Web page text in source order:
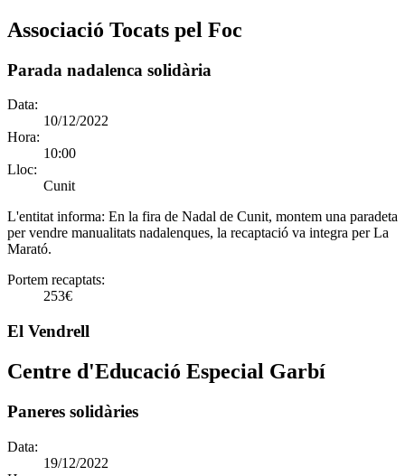
Associació Tocats pel Foc
Parada nadalenca solidària
Data:
10/12/2022
Hora:
10:00
Lloc:
Cunit
L'entitat informa: En la fira de Nadal de Cunit, montem una paradeta
per vendre manualitats nadalenques, la recaptació va integra per La
Marató.
Portem recaptats:
253€
El Vendrell
Centre d'Educació Especial Garbí
Paneres solidàries
Data:
19/12/2022